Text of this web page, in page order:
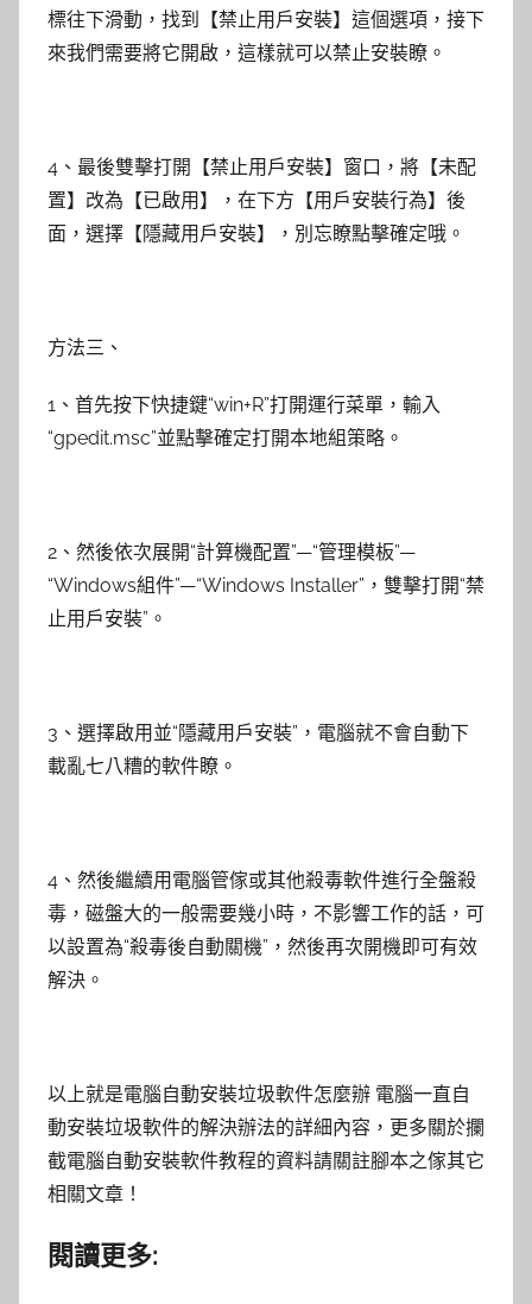
標往下滑動，找到【禁止用戶安裝】這個選項，接下
來我們需要將它開啟，這樣就可以禁止安裝瞭。
4、最後雙擊打開【禁止用戶安裝】窗口，將【未配
置】改為【已啟用】，在下方【用戶安裝行為】後
面，選擇【隱藏用戶安裝】，別忘瞭點擊確定哦。
方法三、
1、首先按下快捷鍵“win+R”打開運行菜單，輸入
“gpedit.msc”並點擊確定打開本地組策略。
2、然後依次展開“計算機配置”—“管理模板”—
“Windows組件”—“Windows Installer”，雙擊打開“禁
止用戶安裝”。
3、選擇啟用並“隱藏用戶安裝”，電腦就不會自動下
載亂七八糟的軟件瞭。
4、然後繼續用電腦管傢或其他殺毒軟件進行全盤殺
毒，磁盤大的一般需要幾小時，不影響工作的話，可
以設置為“殺毒後自動關機”，然後再次開機即可有效
解決。
以上就是電腦自動安裝垃圾軟件怎麼辦 電腦一直自
動安裝垃圾軟件的解決辦法的詳細內容，更多關於攔
截電腦自動安裝軟件教程的資料請關註腳本之傢其它
相關文章！
閱讀更多: